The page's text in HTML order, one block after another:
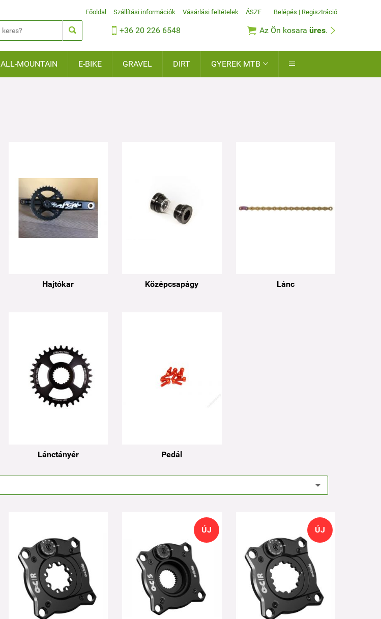
  +36 20 226 6548  Az Ön kosara üres. 
Főoldal Szállítási információk Vásárlási feltételek ÁSZF Belépés | Regisztráció
ALL-MOUNTAIN E-BIKE GRAVEL DIRT GYEREK MTB  
Hajtókar Középcsapágy Lánc
Lánctányér Pedál
ÚJ ÚJ